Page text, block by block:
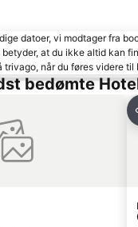
Dyrehaven
Rødovre
datoer, vi modtager fra
betyder, at du ikke altid kan
trivago, når du føres videre til
bedømte